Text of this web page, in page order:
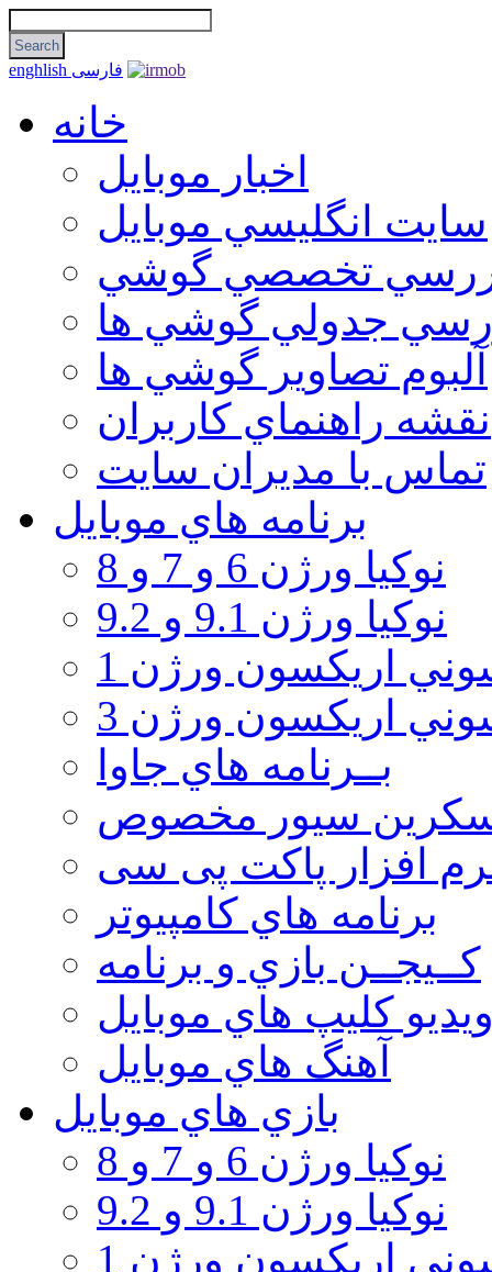
enghlish فارسی
خانه
اخبار موبایل
سايت انگليسي موبايل
تخصصي گوشي
جدولي گوشي ها
آلبوم تصاوير گوشي ها
نقشه راهنماي كاربران
تماس با مديران سايت
برنامه هاي موبايل
نوکیا ورژن 6 و 7 و 8
نوکیا ورژن 9.1 و 9.2
اريكسون ورژن 1
اريكسون ورژن 3
بــرنامه هاي جاوا
سيور مخصوص
افزار پاکت پی سی
برنامه هاي كامپيوتر
كــيجــن بازي و برنامه
كليپ هاي موبايل
آهنگ هاي موبايل
بازي هاي موبايل
نوكيا ورژن 6 و 7 و 8
نوكيا ورژن 9.1 و 9.2
اريكسون ورژن 1